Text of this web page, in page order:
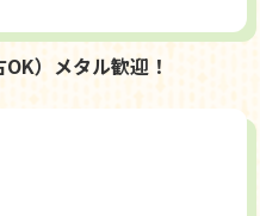
）メタル歓迎！